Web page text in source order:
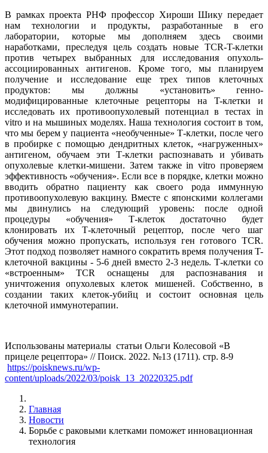
В рамках проекта РНФ профессор Хироши Шику передает
нам технологии и продукты, разработанные в его
лаборатории, которые мы дополняем здесь своими
наработками, преследуя цель создать новые TCR-T-клетки
против четырех выбранных для исследования опухоль-
ассоциированных антигенов. Кроме того, мы планируем
получение и исследование еще трех типов клеточных
продуктов: мы должны «установить» генно-
модифицированные клеточные рецепторы на T-клетки и
исследовать их противоопухолевый потенциал в тестах in
vitro и на мышиных моделях. Наша технология состоит в том,
что мы берем у пациента «необученные» Т-клетки, после чего
в пробирке с помощью дендритных клеток, «нагруженных»
антигеном, обучаем эти Т-клетки распознавать и убивать
опухолевые клетки-мишени. Затем также in vitro проверяем
эффективность «обучения». Если все в порядке, клетки можно
вводить обратно пациенту как своего рода иммунную
противоопухолевую вакцину. Вместе с японскими коллегами
мы двинулись на следующий уровень: после одной
процедуры «обучения» Т-клеток достаточно будет
клонировать их Т-клеточный рецептор, после чего шаг
обучения можно пропускать, используя ген готового TCR.
Этот подход позволяет намного сократить время получения T-
клеточной вакцины - 5-6 дней вместо 2-3 недель. Т-клетки со
«встроенным» TCR оснащены для распознавания и
уничтожения опухолевых клеток мишеней. Собственно, в
создании таких клеток-убийц и состоит основная цель
клеточной иммунотерапии.
Использованы материалы статьи Ольги Колесовой «В
прицеле рецептора» // Поиск. 2022. №13 (1711). стр. 8-9
https://poisknews.ru/wp-
content/uploads/2022/03/poisk_13_20220325.pdf
Главная
Новости
Борьбе с раковыми клетками поможет инновационная
технология